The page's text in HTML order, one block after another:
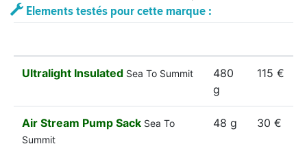
Elements testés pour cette marque :
Ultralight Insulated Sea To Summit
480
g
115 €
Air Stream Pump Sack Sea To
Summit
48 g 30 €